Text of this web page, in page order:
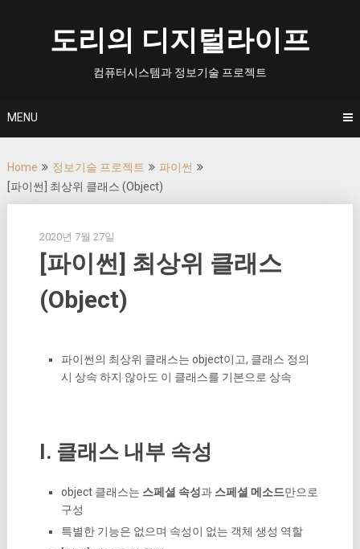
도리의 디지털라이프
컴퓨터시스템과 정보기술 프로젝트
MENU
Home 정보기술 프로젝트
파이썬
[파이썬] 최상위 클래스 (Object)
2020년 7월 27일
[파이썬] 최상위 클래스
(Object)
파이썬의 최상위 클래스는 object이고, 클래스 정의
시 상속 하지 않아도 이 클래스를 기본으로 상속
I. 클래스 내부 속성
object 클래스는 스페셜 속성과 스페셜 메소드만으로
구성
특별한 기능은 없으며 속성이 없는 객체 생성 역할